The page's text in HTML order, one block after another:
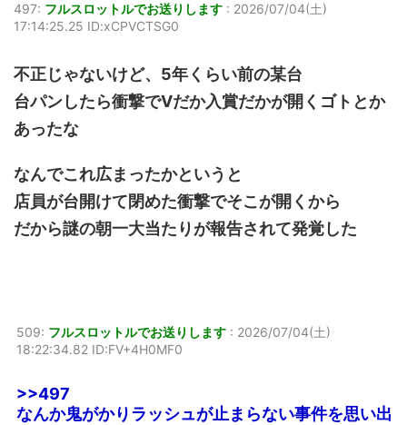
497: フルスロットルでお送りします : 2026/07/04(土)
17:14:25.25 ID:xCPVCTSG0
不正じゃないけど、5年くらい前の某台
台パンしたら衝撃でVだか入賞だかが開くゴトとか
あったな
なんでこれ広まったかというと
店員が台開けて閉めた衝撃でそこが開くから
だから謎の朝一大当たりが報告されて発覚した
509: フルスロットルでお送りします : 2026/07/04(土)
18:22:34.82 ID:FV+4H0MF0
>>497
なんか鬼がかりラッシュが止まらない事件を思い出